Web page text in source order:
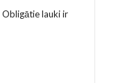
Obligātie lauki ir